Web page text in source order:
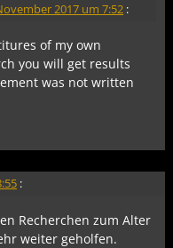
2017 um 7:52 :
of my own
you will get results
was not written
:
Recherchen zum Alter
weiter geholfen.